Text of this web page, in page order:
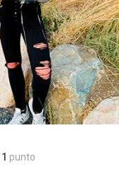
1 punto